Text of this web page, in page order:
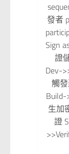
發者
Sign
證
Dev-
觸
Build-
生加
證